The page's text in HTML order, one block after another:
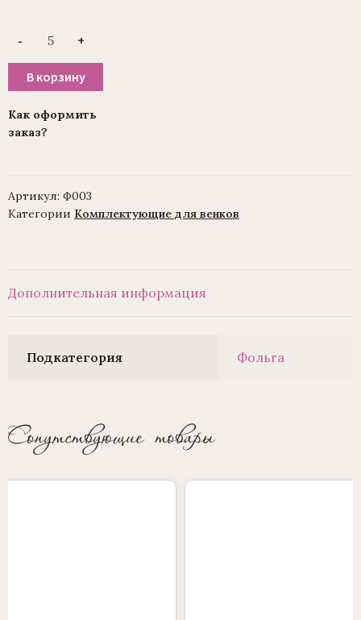
-
Количество
товара
из
фольги
«Щит,
герб
и
меч»
шт.)
+
В корзину
Как оформить
заказ?
Артикул: Ф003
Категории Комплектующие для венков
Дополнительная информация
Подкатегория Фольга
Сопутствующие товары